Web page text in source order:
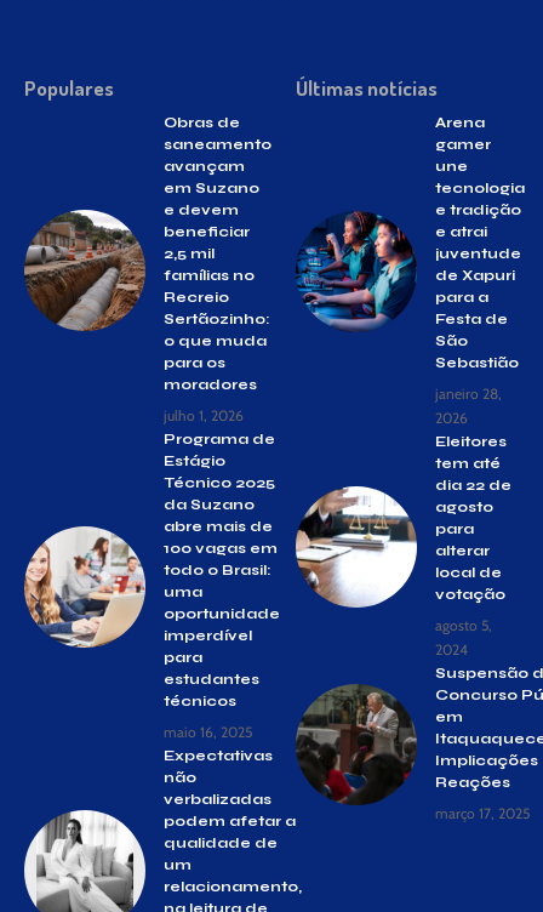
Populares
Obras de
saneamento
avançam
em Suzano
e devem
beneficiar
2,5 mil
famílias no
Recreio
Sertãozinho:
o que muda
para os
moradores
julho 1, 2026
Programa de
Estágio
Técnico 2025
da Suzano
abre mais de
100 vagas em
todo o Brasil:
uma
oportunidade
imperdível
para
estudantes
técnicos
maio 16, 2025
Expectativas
não
verbalizadas
podem afetar a
qualidade de
um
relacionamento,
na leitura de
Últimas notícias
Arena
gamer
une
tecnologia
e tradição
e atrai
juventude
de Xapuri
para a
Festa de
São
Sebastião
janeiro 28,
2026
Eleitores
tem até
dia 22 de
agosto
para
alterar
local de
votação
agosto 5,
2024
Suspensão
Concurso
em
Implicações
Reações
março 17, 2025